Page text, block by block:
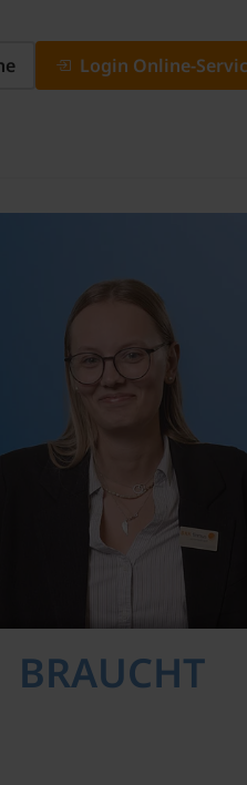
Login Online-
BRAUCHT